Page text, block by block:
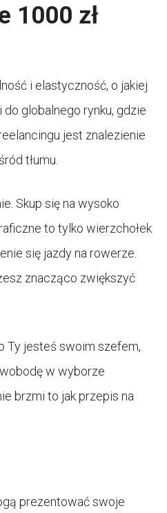
1000 zł
i elastyczność, o jakiej
globalnego rynku, gdzie
jest znalezienie
tłumu.
Skup się na wysoko
to tylko wierzchołek
się jazdy na rowerze.
znacząco zwiększyć
Ty jesteś swoim szefem,
w wyborze
brzmi to jak przepis na
prezentować swoje